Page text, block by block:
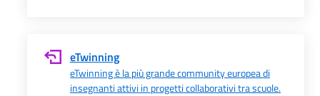
eTwinning
eTwinning è la più grande community europea di
insegnanti attivi in progetti collaborativi tra scuole.